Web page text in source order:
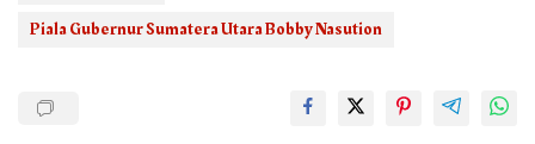
Piala Gubernur Sumatera Utara Bobby Nasution